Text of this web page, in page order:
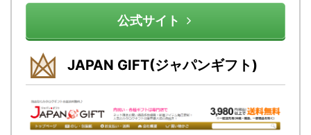
公式サイト
JAPAN GIFT(ジャパンギフト)